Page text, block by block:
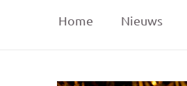
Home Nieuws